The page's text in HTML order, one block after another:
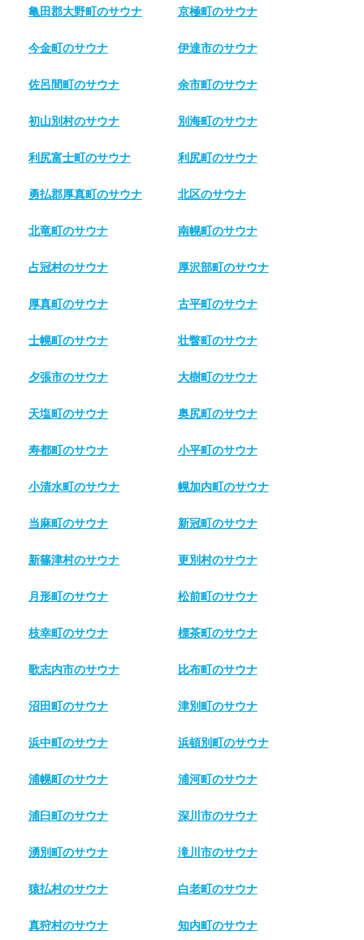
亀田郡大野町のサウナ 京極町のサウナ
今金町のサウナ 伊達市のサウナ
佐呂間町のサウナ 余市町のサウナ
初山別村のサウナ 別海町のサウナ
利尻富士町のサウナ 利尻町のサウナ
勇払郡厚真町のサウナ 北区のサウナ
北竜町のサウナ 南幌町のサウナ
占冠村のサウナ 厚沢部町のサウナ
厚真町のサウナ 古平町のサウナ
士幌町のサウナ 壮瞥町のサウナ
夕張市のサウナ 大樹町のサウナ
天塩町のサウナ 奥尻町のサウナ
寿都町のサウナ 小平町のサウナ
小清水町のサウナ 幌加内町のサウナ
当麻町のサウナ 新冠町のサウナ
新篠津村のサウナ 更別村のサウナ
月形町のサウナ 松前町のサウナ
枝幸町のサウナ 標茶町のサウナ
歌志内市のサウナ 比布町のサウナ
沼田町のサウナ 津別町のサウナ
浜中町のサウナ 浜頓別町のサウナ
浦幌町のサウナ 浦河町のサウナ
浦臼町のサウナ 深川市のサウナ
湧別町のサウナ 滝川市のサウナ
猿払村のサウナ 白老町のサウナ
真狩村のサウナ 知内町のサウナ